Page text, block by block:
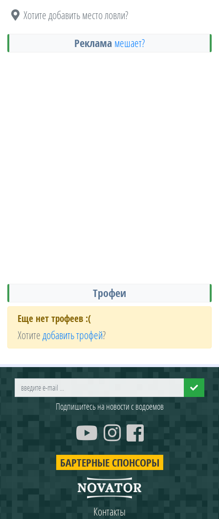
Хотите добавить место ловли?
Рекламамешает?
Трофеи
Еще нет трофеев :(
Хотитедобавить трофей?
Подпишитесь на новости с водоемов
БАРТЕРНЫЕ СПОНСОРЫ
Контакты